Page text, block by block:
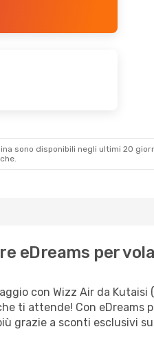
sono disponibili negli ultimi 20
eDreams per
con Wizz Air da Kutaisi
ti attende! Con eDreams
grazie a sconti esclusivi